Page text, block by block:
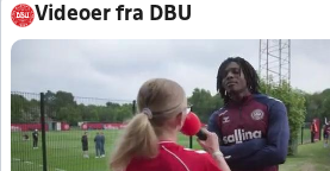
Videoer fra DBU